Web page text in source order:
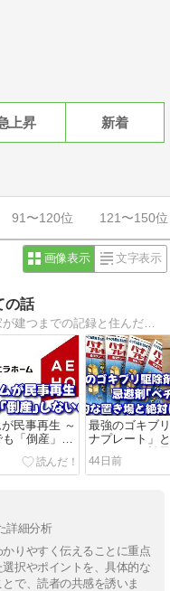
上昇 新着
91〜120位 121〜150位
画像表示 文字表示
の話
レオハウス（現ヤマダホームズ）で家が建つまでの記録と住んだ感想40代で出産した現在8歳と6歳の子育ての記録や旅行記事2022年に難病のネフローゼ症候群を発症した闘病日記です
民事再生 ～
「倒産」し
メーカーで
～
最強のゴキブ
ナプレート」
チバー」の効
と絶対に家に
44日前
詳細分析
りやすく伝えることに重点
択やポイントを、具体的な
で、読者の共感を誘いま